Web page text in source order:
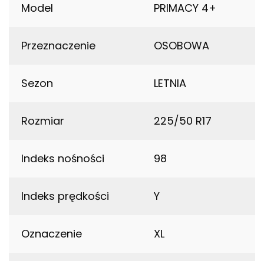
Model PRIMACY 4+
Przeznaczenie OSOBOWA
Sezon LETNIA
Rozmiar 225/50 R17
Indeks nośności 98
Indeks prędkości Y
Oznaczenie XL